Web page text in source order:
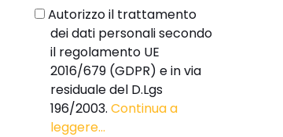
gdpr
Autorizzo il trattamento
dei dati personali secondo
il regolamento UE
2016/679 (GDPR) e in via
residuale del D.Lgs
196/2003. Continua a
leggere...